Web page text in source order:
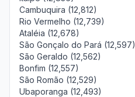
Cambuquira (12,812)
Rio Vermelho (12,739)
Ataléia (12,678)
São Gonçalo do Pará (12,597)
São Geraldo (12,562)
Bonfim (12,557)
São Romão (12,529)
Ubaporanga (12,493)